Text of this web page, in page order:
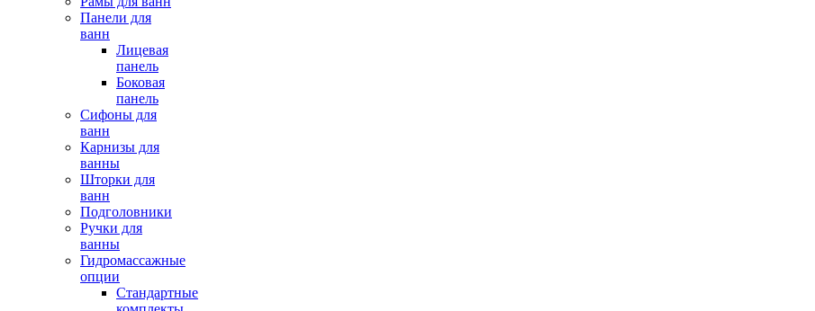
Панели для
ванн
Лицевая
панель
Боковая
панель
Сифоны для
ванн
Карнизы для
ванны
Шторки для
ванн
Подголовники
Ручки для
ванны
Гидромассажные
опции
Стандартные